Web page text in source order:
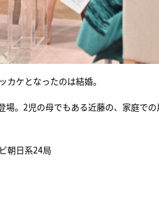
ケとなったのは結婚。
。2児の母でもある近藤の、家庭での
朝日系24局